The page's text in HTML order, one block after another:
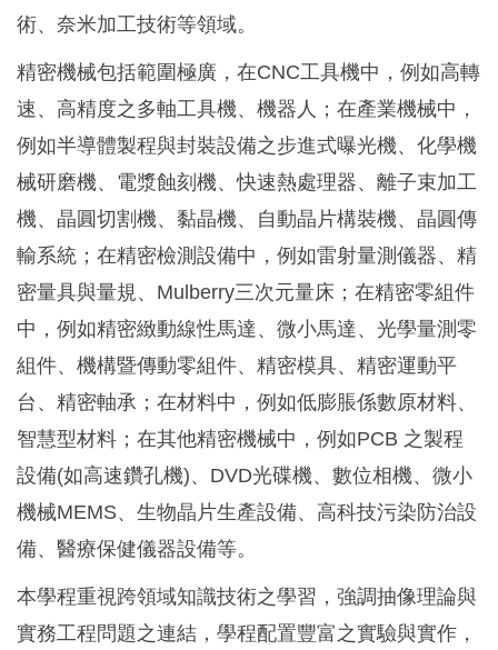
術、奈米加工技術等領域。
精密機械包括範圍極廣，在CNC工具機中，例如高轉
速、高精度之多軸工具機、機器人；在產業機械中，
例如半導體製程與封裝設備之步進式曝光機、化學機
械研磨機、電漿蝕刻機、快速熱處理器、離子束加工
機、晶圓切割機、黏晶機、自動晶片構裝機、晶圓傳
輸系統；在精密檢測設備中，例如雷射量測儀器、精
密量具與量規、Mulberry三次元量床；在精密零組件
中，例如精密緻動線性馬達、微小馬達、光學量測零
組件、機構暨傳動零組件、精密模具、精密運動平
台、精密軸承；在材料中，例如低膨脹係數原材料、
智慧型材料；在其他精密機械中，例如PCB 之製程
設備(如高速鑽孔機)、DVD光碟機、數位相機、微小
機械MEMS、生物晶片生產設備、高科技污染防治設
備、醫療保健儀器設備等。
本學程重視跨領域知識技術之學習，強調抽像理論與
實務工程問題之連結，學程配置豐富之實驗與實作，